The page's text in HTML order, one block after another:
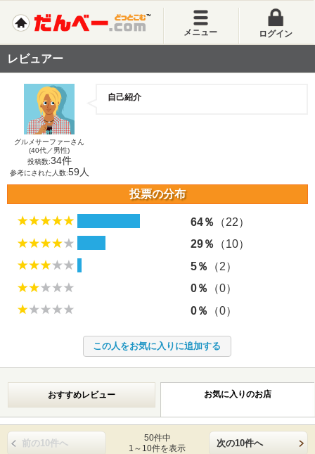
メニュー ログイン
レビュアー
グルメサーファーさん
(40代／男性)
投稿数:34件
参考にされた人数:59人
自己紹介
投票の分布
64％
（22）
29％
（10）
5％
（2）
0％
（0）
0％
（0）
おすすめレビュー お気に入りのお店
前の10件へ
50件中
1～10件を表示
次の10件へ